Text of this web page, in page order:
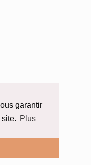
garantir
site. Plus